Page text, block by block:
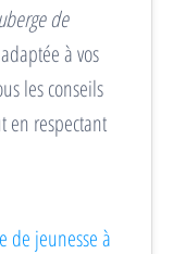
de
à vos
les conseils
en respectant
de jeunesse à